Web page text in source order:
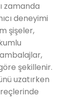
zamanda
deneyimi
şişeler,
şekillenir.
uzatırken